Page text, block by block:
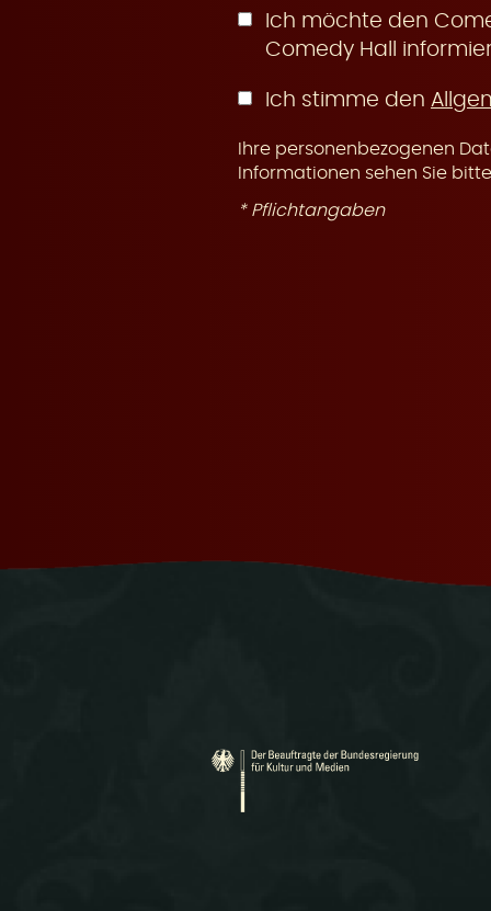
Ich möchte den
Comedy Hall
Ich stimme den
Ihre personenbezogenen
Informationen sehen Sie
* Pflichtangaben